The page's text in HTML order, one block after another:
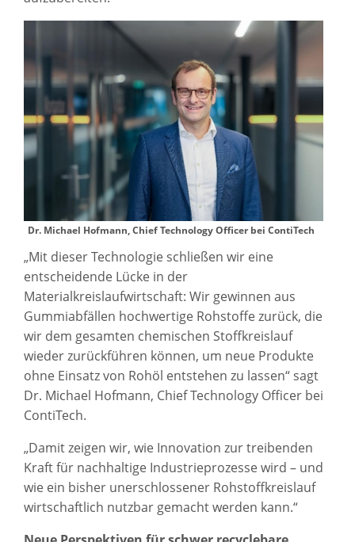
Dr. Michael Hofmann, Chief Technology Officer bei ContiTech
„Mit dieser Technologie schließen wir eine
entscheidende Lücke in der
Materialkreislaufwirtschaft: Wir gewinnen aus
Gummiabfällen hochwertige Rohstoffe zurück, die
wir dem gesamten chemischen Stoffkreislauf
wieder zurückführen können, um neue Produkte
ohne Einsatz von Rohöl entstehen zu lassen“ sagt
Dr. Michael Hofmann, Chief Technology Officer bei
ContiTech.
„Damit zeigen wir, wie Innovation zur treibenden
Kraft für nachhaltige Industrieprozesse wird – und
wie ein bisher unerschlossener Rohstoffkreislauf
wirtschaftlich nutzbar gemacht werden kann.“